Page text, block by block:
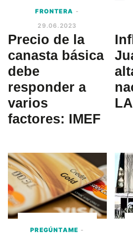
FRONTERA -
29.06.2023
Precio de la
canasta básica
debe
responder a
varios
factores: IMEF
PREGÚNTAME -